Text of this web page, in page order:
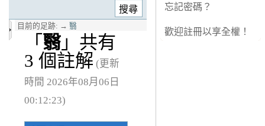
目前的足跡: → 翳
「 翳 」共有
3 個註解 (更新
時間 2026年08月06日
00:12:23)
忘記密碼？
歡迎註冊以享全權！